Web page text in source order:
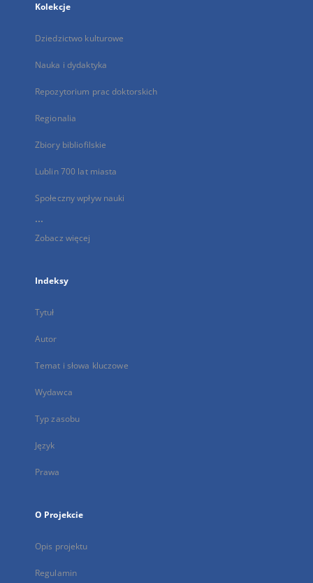
Kolekcje
Dziedzictwo kulturowe
Nauka i dydaktyka
Repozytorium prac doktorskich
Regionalia
Zbiory bibliofilskie
Lublin 700 lat miasta
Społeczny wpływ nauki
...
Zobacz więcej
Indeksy
Tytuł
Autor
Temat i słowa kluczowe
Wydawca
Typ zasobu
Język
Prawa
O Projekcie
Opis projektu
Regulamin